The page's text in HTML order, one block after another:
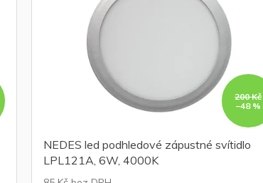
200 Kč
–48 %
NEDES led podhledové zápustné svítidlo
LPL121A, 6W, 4000K